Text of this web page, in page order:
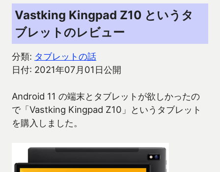
Vastking Kingpad Z10 というタ
ブレットのレビュー
分類: タブレットの話
日付: 2021年07月01日公開
Android 11 の端末とタブレットが欲しかったの
で「Vastking Kingpad Z10」というタブレット
を購入しました。